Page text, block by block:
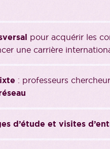
pour acquérir les
une carrière
: professeurs
d’étude et visites